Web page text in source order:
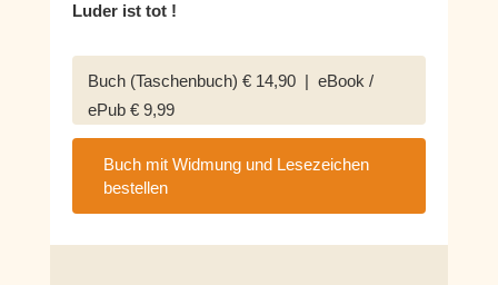
Luder ist tot !
Buch (Taschenbuch) € 14,90 | eBook /
ePub € 9,99
Buch mit Widmung und Lesezeichen
bestellen